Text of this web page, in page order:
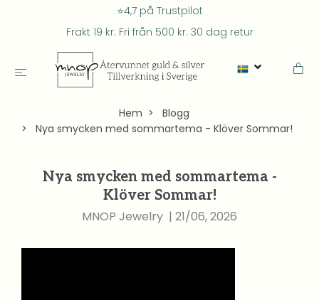
⭐4,7 på Trustpilot
Frakt 19 kr. Fri från 500 kr. 30 dag retur
Hem
Blogg
Nya smycken med sommartema - Klöver Sommar!
Nya smycken med sommartema -
Klöver Sommar!
MNOP Jewelry | 21/06, 2026